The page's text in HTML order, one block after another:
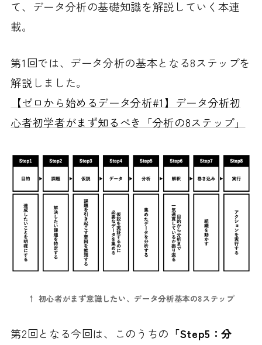
て、データ分析の基礎知識を解説していく本連
載。
第1回では、データ分析の基本となる8ステップを
解説しました。
【ゼロから始めるデータ分析#1】データ分析初
心者初学者がまず知るべき「分析の8ステップ」
↑ 初心者がまず意識したい、データ分析基本の8ステップ
第2回となる今回は、このうちの 「Step5：分